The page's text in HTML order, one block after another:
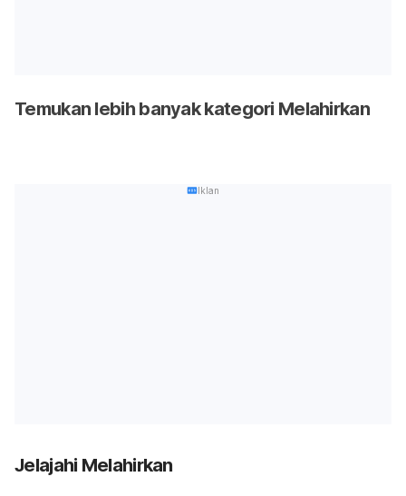
Temukan lebih banyak kategori Melahirkan
Iklan
Jelajahi Melahirkan